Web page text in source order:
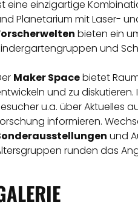
eine einzigartige
Planetarium mit Laser-
bieten ein
und
Maker Spacebietet
und zu diskutieren.
u.a. über Aktuelles
informieren.
und
runden das